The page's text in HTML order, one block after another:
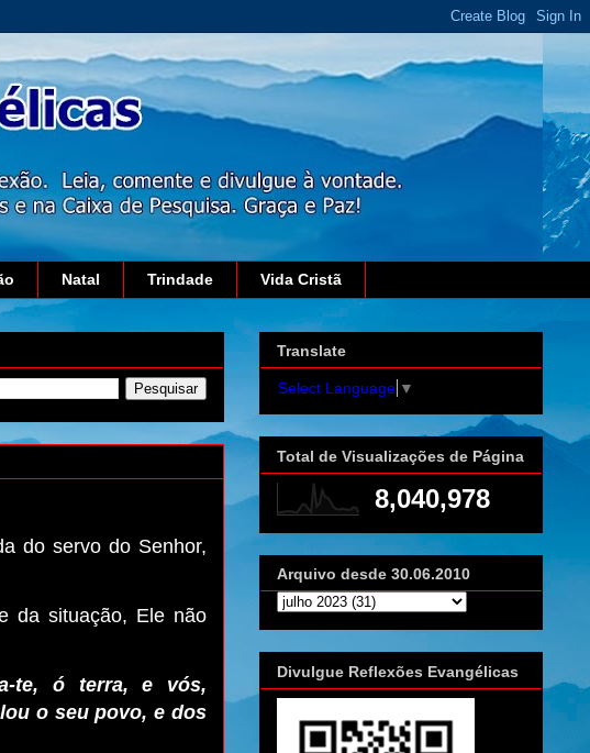
Natal Trindade Vida Cristã
do servo do Senhor,
da situação, Ele não
te, ó terra, e vós,
o seu povo, e dos
Translate
Select Language ▼
Total de Visualizações de Página
8,040,978
Arquivo desde 30.06.2010
Divulgue Reflexões Evangélicas